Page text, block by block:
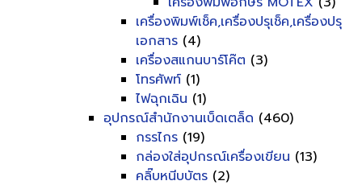
เครื่องพิมพ์เช็ค,เครื่องปรุเช็ค,เครื่องปรุ
เอกสาร (4)
เครื่องสแกนบาร์โค๊ต (3)
โทรศัพท์ (1)
ไฟฉุกเฉิน (1)
อุปกรณ์สำนักงานเบ็ดเตล็ด (460)
กรรไกร (19)
กล่องใส่อุปกรณ์เครื่องเขียน (13)
คลิ๊บหนีบบัตร (2)